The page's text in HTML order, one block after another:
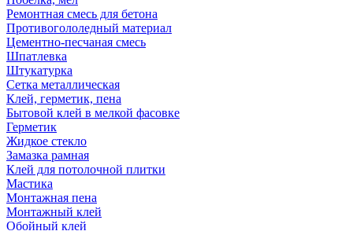
Ремонтная смесь для бетона
Противогололедный материал
Цементно-песчаная смесь
Шпатлевка
Штукатурка
Сетка металлическая
Клей, герметик, пена
Бытовой клей в мелкой фасовке
Герметик
Жидкое стекло
Замазка рамная
Клей для потолочной плитки
Мастика
Монтажная пена
Монтажный клей
Обойный клей